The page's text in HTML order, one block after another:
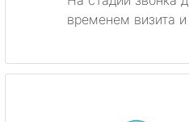
временем визита